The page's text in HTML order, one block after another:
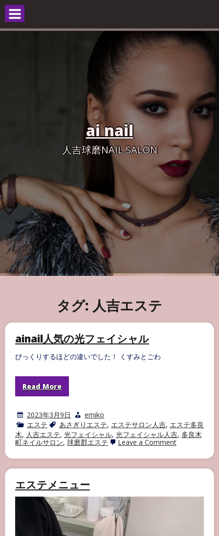
Skip
content
ai nail
人吉球磨NAIL SALON
タグ: 人吉エステ
ainail人気の光フェイシャル
びっくりするほどの違いでした！ くすみとごわ
Read More
2023年3月9日
emiko
エステ
あさぎりエステ, エステサロン人吉, エステ多良
木, 人吉エステ, 光フェイシャル, 光フェイシャル人吉, 多良木
町ネイルサロン, 球磨郡エステ Leave a Commenton
人
ェ
エステメニュー